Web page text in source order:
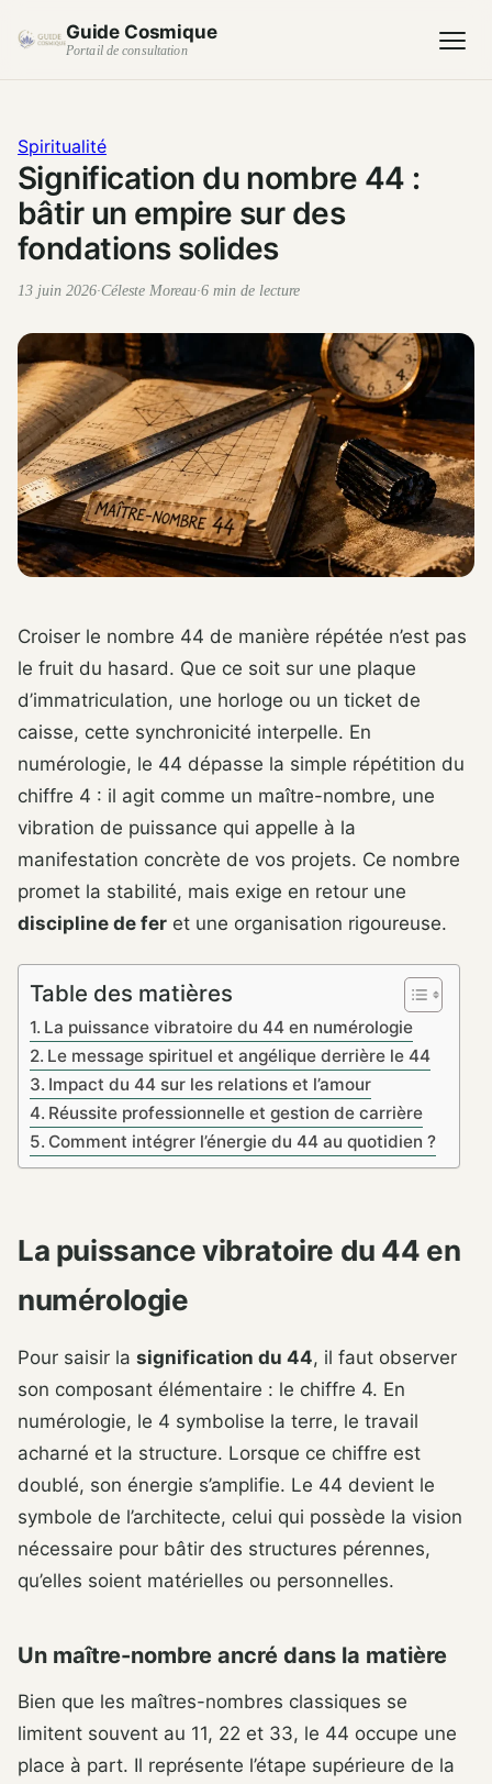
Guide Cosmique
Portail de consultation
Spiritualité
Signification du nombre 44 :
bâtir un empire sur des
fondations solides
13 juin 2026·Céleste Moreau·6 min de lecture
Croiser le nombre 44 de manière répétée n’est pas
le fruit du hasard. Que ce soit sur une plaque
d’immatriculation, une horloge ou un ticket de
caisse, cette synchronicité interpelle. En
numérologie, le 44 dépasse la simple répétition du
chiffre 4 : il agit comme un maître-nombre, une
vibration de puissance qui appelle à la
manifestation concrète de vos projets. Ce nombre
promet la stabilité, mais exige en retour une
discipline de fer et une organisation rigoureuse.
Table des matières
La puissance vibratoire du 44 en numérologie
Le message spirituel et angélique derrière le 44
Impact du 44 sur les relations et l’amour
Réussite professionnelle et gestion de carrière
Comment intégrer l’énergie du 44 au quotidien ?
La puissance vibratoire du 44 en
numérologie
Pour saisir la signification du 44, il faut observer
son composant élémentaire : le chiffre 4. En
numérologie, le 4 symbolise la terre, le travail
acharné et la structure. Lorsque ce chiffre est
doublé, son énergie s’amplifie. Le 44 devient le
symbole de l’architecte, celui qui possède la vision
nécessaire pour bâtir des structures pérennes,
qu’elles soient matérielles ou personnelles.
Un maître-nombre ancré dans la matière
Bien que les maîtres-nombres classiques se
limitent souvent au 11, 22 et 33, le 44 occupe une
place à part. Il représente l’étape supérieure de la